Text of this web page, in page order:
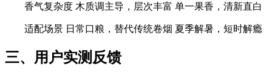
香气复杂度‌ 木质调主导，层次丰富 单一果香，清新直白
适配场景‌ 日常口粮，替代传统卷烟 夏季解暑，短时解瘾
三、用户实测反馈‌